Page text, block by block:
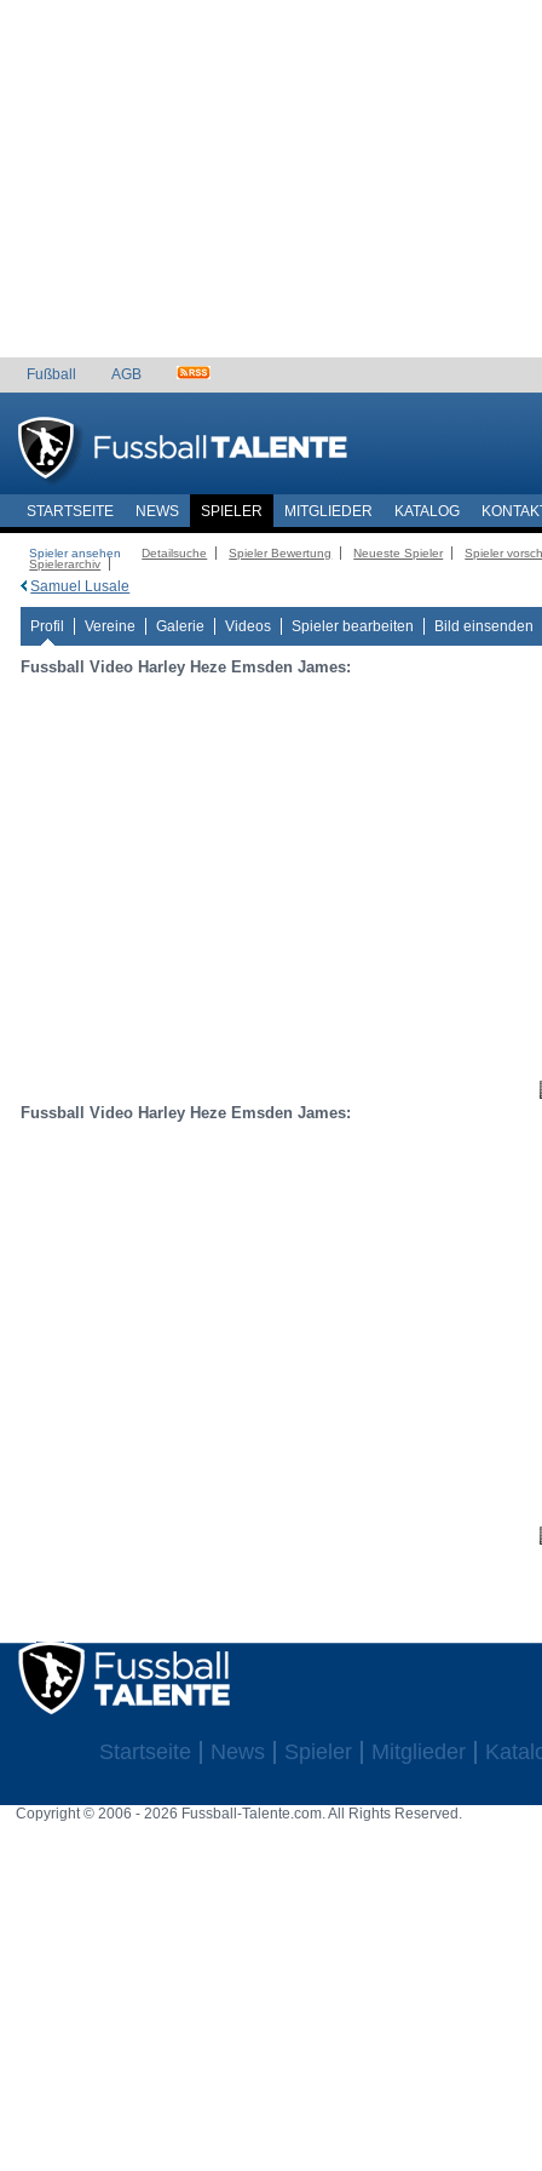
Fußball AGB
STARTSEITE NEWS SPIELER MITGLIEDER KATALOG
Spieler ansehen Detailsuche Spieler Bewertung Neueste Spieler
Spieler
Spielerarchiv
Samuel Lusale
Profil Vereine Galerie Videos Spieler bearbeiten Bild einsenden
Fussball Video Harley Heze Emsden James:
Fussball Video Harley Heze Emsden James:
Startseite News Spieler Mitglieder
Copyright © 2006 - 2026 Fussball-Talente.com. All Rights Reserved.